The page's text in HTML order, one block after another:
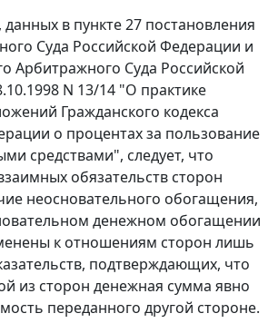
данных в пункте 27 постановления
Суда Российской Федерации и
Арбитражного Суда Российской
N 13/14 "О практике
Гражданского кодекса
о процентах за пользование
средствами", следует, что
обязательств сторон
неосновательного обогащения,
денежном обогащении
к отношениям сторон лишь
подтверждающих, что
из сторон денежная сумма явно
переданного другой стороне.